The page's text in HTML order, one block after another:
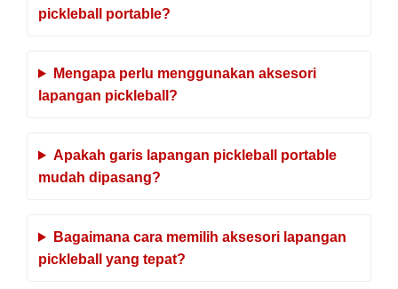
pickleball portable?
Mengapa perlu menggunakan aksesori
lapangan pickleball?
Apakah garis lapangan pickleball portable
mudah dipasang?
Bagaimana cara memilih aksesori lapangan
pickleball yang tepat?